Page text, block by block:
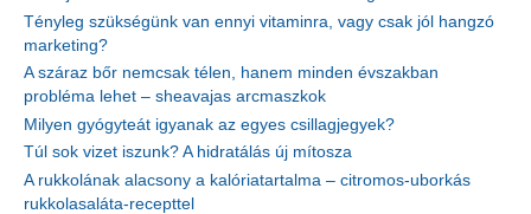
Tényleg szükségünk van ennyi vitaminra, vagy csak jól hangzó
marketing?
A száraz bőr nemcsak télen, hanem minden évszakban
probléma lehet – sheavajas arcmaszkok
Milyen gyógyteát igyanak az egyes csillagjegyek?
Túl sok vizet iszunk? A hidratálás új mítosza
A rukkolának alacsony a kalóriatartalma – citromos-uborkás
rukkolasaláta-recepttel